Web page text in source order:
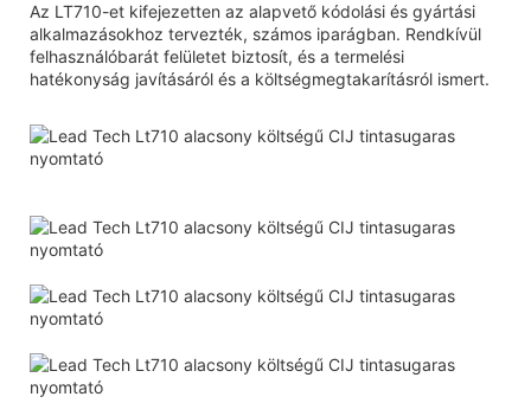
Az LT710-et kifejezetten az alapvető kódolási és gyártási
alkalmazásokhoz tervezték, számos iparágban. Rendkívül
felhasználóbarát felületet biztosít, és a termelési
hatékonyság javításáról és a költségmegtakarításról ismert.